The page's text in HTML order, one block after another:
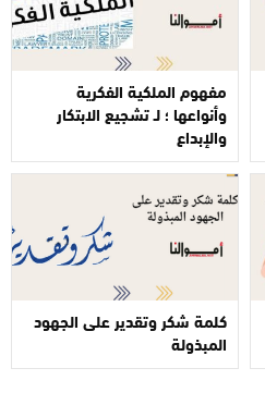
مفهوم الملكية الفكرية
وأنواعها ؛ لـ تشجيع الابتكار
والإبداع
كلمة شكر وتقدير على الجهود
المبذولة